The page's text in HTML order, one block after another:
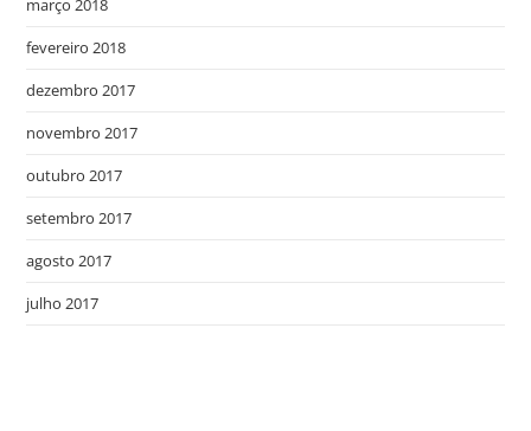
março 2018
fevereiro 2018
dezembro 2017
novembro 2017
outubro 2017
setembro 2017
agosto 2017
julho 2017